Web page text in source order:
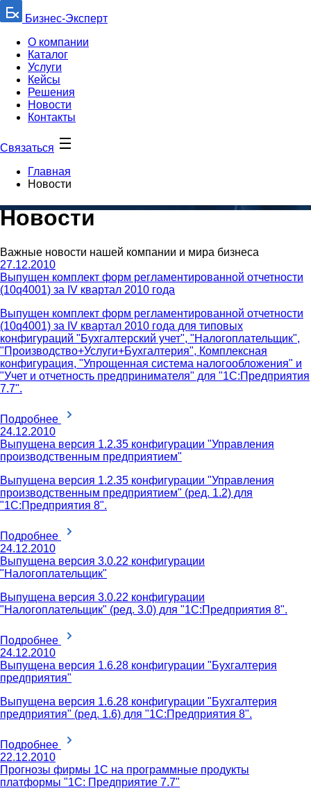
Бизнес-Эксперт
О компании
Каталог
Услуги
Кейсы
Решения
Новости
Контакты
Связаться
Главная
Новости
Новости
Важные новости нашей компании и мира бизнеса
27.12.2010
Выпущен комплект форм регламентированной отчетности
(10q4001) за IV квартал 2010 года
Выпущен комплект форм регламентированной отчетности
(10q4001) за IV квартал 2010 года для типовых
конфигураций "Бухгалтерский учет", "Налогоплательщик",
"Производство+Услуги+Бухгалтерия", Комплексная
конфигурация, "Упрощенная система налогообложения" и
"Учет и отчетность предпринимателя" для "1С:Предприятия
7.7".
Подробнее
24.12.2010
Выпущена версия 1.2.35 конфигурации "Управления
производственным предприятием"
Выпущена версия 1.2.35 конфигурации "Управления
производственным предприятием" (ред. 1.2) для
"1С:Предприятия 8".
Подробнее
24.12.2010
Выпущена версия 3.0.22 конфигурации
"Налогоплательщик"
Выпущена версия 3.0.22 конфигурации
"Налогоплательщик" (ред. 3.0) для "1С:Предприятия 8".
Подробнее
24.12.2010
Выпущена версия 1.6.28 конфигурации "Бухгалтерия
предприятия"
Выпущена версия 1.6.28 конфигурации "Бухгалтерия
предприятия" (ред. 1.6) для "1С:Предприятия 8".
Подробнее
22.12.2010
Прогнозы фирмы 1С на программные продукты
платформы "1С: Предприятие 7.7"